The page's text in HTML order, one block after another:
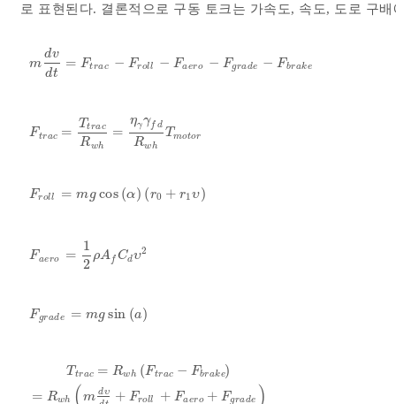
로 표현된다. 결론적으로 구동 토크는 가속도, 속도, 도로 구
m
dv
dt
= Ftrac − Froll − Faero − Fgrade − Fbrake
mdvdt= Ftr ac -Froll -Faero -Fg ade -Fb
F trac =
Ttrac
Rwh
=
ηγγf d
Rwh
Tmotor
Ftrac= TtracRw h=ηγγfdRw
Froll = mg cos (α) (r0 + r1υ)
Froll =mgcosα r0 +r1υ
F aero =
1
2
ρA f Cdυ2
Fae ro =12ρAfCd
F grade = mg sin (a)
Fg ade =mg sin
Ttrac = Rwh (Ftrac − Fbrake)
= Rwh ( m dυ
+ Froll + Faero + Fgrade )
R hF d